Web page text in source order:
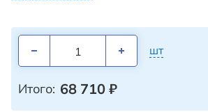
шт
Итого: 68 710 ₽